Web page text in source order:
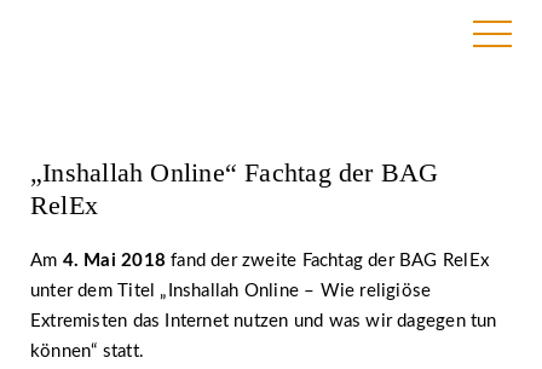
„Inshallah Online“ Fachtag der BAG
RelEx
Am 4. Mai 2018 fand der zweite Fachtag der BAG RelEx
unter dem Titel „Inshallah Online – Wie religiöse
Extremisten das Internet nutzen und was wir dagegen tun
können“ statt.